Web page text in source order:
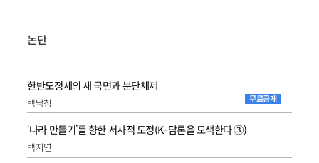
논단
한반도정세의 새 국면과 분단체제
백낙청 무료공개
‘나라 만들기’를 향한 서사적 도정(K-담론을 모색한다 ③)
백지연